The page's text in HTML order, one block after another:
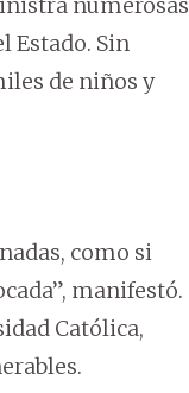
numerosas
Estado. Sin
de niños y
como si
manifestó.
Católica,